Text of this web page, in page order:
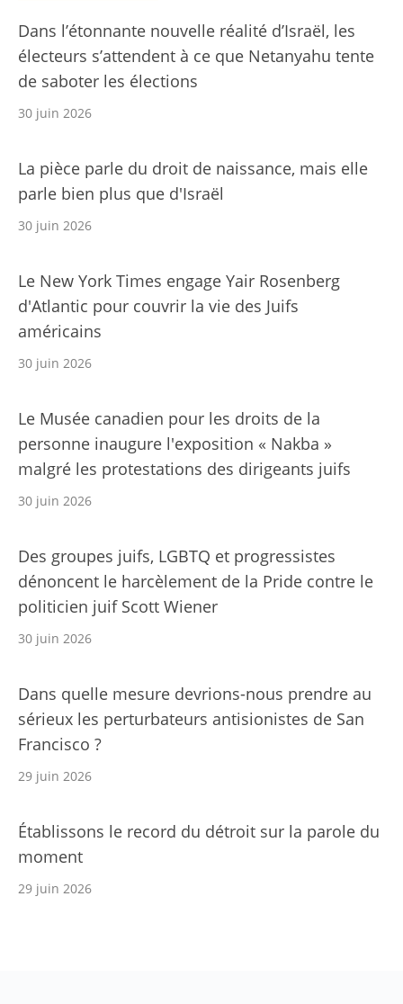
Dans l’étonnante nouvelle réalité d’Israël, les
électeurs s’attendent à ce que Netanyahu tente
de saboter les élections
30 juin 2026
La pièce parle du droit de naissance, mais elle
parle bien plus que d'Israël
30 juin 2026
Le New York Times engage Yair Rosenberg
d'Atlantic pour couvrir la vie des Juifs
américains
30 juin 2026
Le Musée canadien pour les droits de la
personne inaugure l'exposition « Nakba »
malgré les protestations des dirigeants juifs
30 juin 2026
Des groupes juifs, LGBTQ et progressistes
dénoncent le harcèlement de la Pride contre le
politicien juif Scott Wiener
30 juin 2026
Dans quelle mesure devrions-nous prendre au
sérieux les perturbateurs antisionistes de San
Francisco ?
29 juin 2026
Établissons le record du détroit sur la parole du
moment
29 juin 2026